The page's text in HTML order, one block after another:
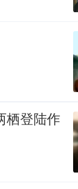
栖登陆作